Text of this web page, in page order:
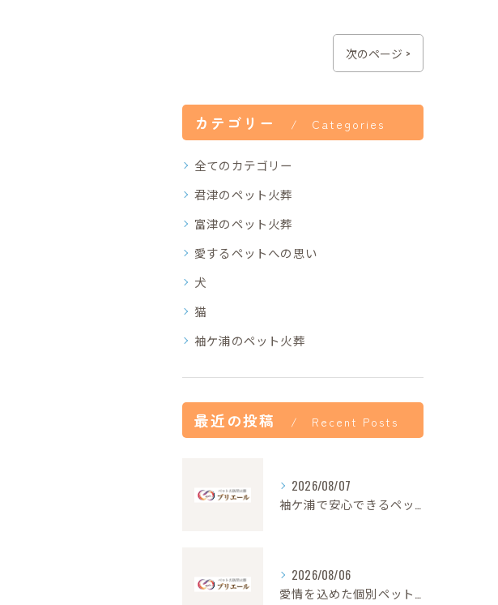
次のページ >
カテゴリー Categories
全てのカテゴリー
君津のペット火葬
富津のペット火葬
愛するペットへの思い
犬
猫
袖ケ浦のペット火葬
最近の投稿 Recent Posts
2026/08/07
袖ケ浦で安心できるペット火葬の流れと心遣い
2026/08/06
愛情を込めた個別ペット火葬の大切さと流れ